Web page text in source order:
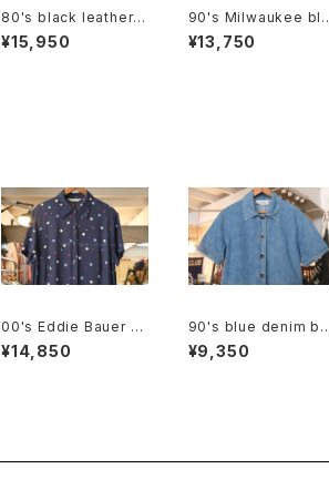
80's black leather b
ox shoulder Bag w/
tassel accent
¥15,950
90's Milwaukee bla
ck all-leather fanny
Pack
¥13,750
00's Eddie Bauer b
ubble dot rayon shi
rt maxi Dress
¥14,850
90's blue denim bo
x Shirt
¥9,350